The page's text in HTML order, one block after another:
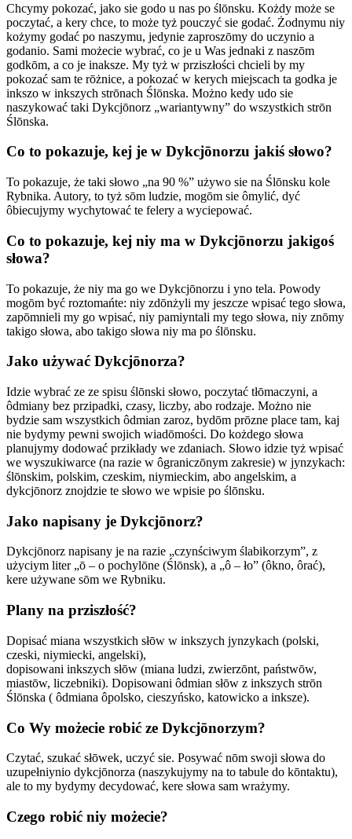
Chcymy pokozać, jako sie godo u nas po ślōnsku. Kożdy może se
poczytać, a kery chce, to może tyż pouczyć sie godać. Żodnymu niy
kożymy godać po naszymu, jedynie zaproszōmy do uczynio a
godanio. Sami możecie wybrać, co je u Was jednaki z naszōm
godkōm, a co je inaksze. My tyż w prziszłości chcieli by my
pokozać sam te rōżnice, a pokozać w kerych miejscach ta godka je
inkszo w inkszych strōnach Ślōnska. Możno kedy udo sie
naszykować taki Dykcjōnorz „wariantywny” do wszystkich strōn
Ślōnska.
Co to pokazuje, kej je w Dykcjōnorzu jakiś słowo?
To pokazuje, że taki słowo „na 90 %” używo sie na Ślōnsku kole
Rybnika. Autory, to tyż sōm ludzie, mogōm sie ômylić, dyć
ôbiecujymy wychytować te felery a wyciepować.
Co to pokazuje, kej niy ma w Dykcjōnorzu jakigoś
słowa?
To pokazuje, że niy ma go we Dykcjōnorzu i yno tela. Powody
mogōm być roztomańte: niy zdōnżyli my jeszcze wpisać tego słowa,
zapōmnieli my go wpisać, niy pamiyntali my tego słowa, niy znōmy
takigo słowa, abo takigo słowa niy ma po ślōnsku.
Jako używać Dykcjōnorza?
Idzie wybrać ze ze spisu ślōnski słowo, poczytać tłōmaczyni, a
ôdmiany bez przipadki, czasy, liczby, abo rodzaje. Możno nie
bydzie sam wszystkich ôdmian zaroz, bydōm prōzne place tam, kaj
nie bydymy pewni swojich wiadōmości. Do kożdego słowa
planujymy dodować przikłady we zdaniach. Słowo idzie tyż wpisać
we wyszukiwarce (na razie w ôgraniczōnym zakresie) w jynzykach:
ślōnskim, polskim, czeskim, niymieckim, abo angelskim, a
dykcjōnorz znojdzie te słowo we wpisie po ślōnsku.
Jako napisany je Dykcjōnorz?
Dykcjōnorz napisany je na razie „czynściwym ślabikorzym”, z
użyciym liter „ō – o pochylōne (Ślōnsk), a „ô – ło” (ôkno, ôrać),
kere używane sōm we Rybniku.
Plany na prziszłość?
Dopisać miana wszystkich słōw w inkszych jynzykach (polski,
czeski, niymiecki, angelski),
dopisowani inkszych słōw (miana ludzi, zwierzōnt, państwōw,
miastōw, liczebniki). Dopisowani ôdmian słōw z inkszych strōn
Ślōnska ( ôdmiana ôpolsko, cieszyńsko, katowicko a inksze).
Co Wy możecie robić ze Dykcjōnorzym?
Czytać, szukać słōwek, uczyć sie. Posywać nōm swoji słowa do
uzupełniynio dykcjōnorza (naszykujymy na to tabule do kōntaktu),
ale to my bydymy decydować, kere słowa sam wrażymy.
Czego robić niy możecie?